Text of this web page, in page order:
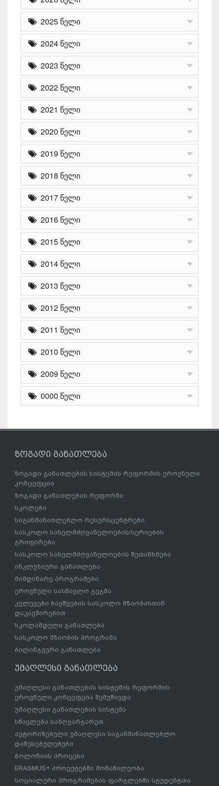
2025 წელი
2024 წელი
2023 წელი
2022 წელი
2021 წელი
2020 წელი
2019 წელი
2018 წელი
2017 წელი
2016 წელი
2015 წელი
2014 წელი
2013 წელი
2012 წელი
2011 წელი
2010 წელი
2009 წელი
0000 წელი
ზოგადი განათლება
ზოგადი განათლების სისტემის რეფორმის ეროვნული
კონცეფცია
ზოგადი განათლების რეფორმა
სკოლები
საგანმანათლებლო რესურსცენტრები
სასკოლო სახელმძღვანელოების/სერიების
გრიფირება
სასკოლო სახელმძღვანელოების შეთანხმება
ინკლუზიური განათლება
მიმდინარე პროგრამები
ეროვნული სასწავლო გეგმა
კვლევები ბავშვების სასკოლო მზაობასთან
დაკავშირებით
სკოლამდელი განათლება
სასკოლო მზაობის პროგრამა
ბილინგვური განათლება
უმაღლესი განათლება
უმაღლესი განათლების სისტემის რეფორმის
ეროვნული კონცეფცია შემუშავდა
უმაღლესი განათლების სისტემა
სწავლება საზღვარგარეთ
ავტორიზებული უმაღლესი საგანმანათლებლო
დაწესებულებები
ბოლონიის პროცესი
ERASMUS+ პროექტებში მონაწილეობა
სოციალური პროგრამების ფარგლებში სტუდენტთა